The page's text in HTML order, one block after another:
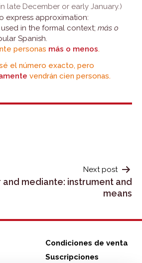
late December or early January.)
express approximation:
used in the formal context; más o
Spanish.
personas más o menos.
el número exacto, pero
vendrán cien personas.
Next post
and mediante: instrument and
means
Condiciones de venta
Suscripciones